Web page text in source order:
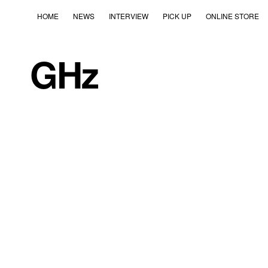
HOME NEWS INTERVIEW PICK UP ONLINE STORE
GHz